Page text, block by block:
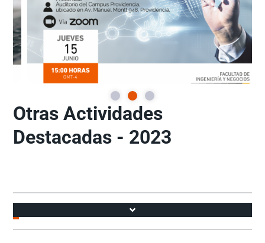
Otras Actividades
Destacadas - 2023